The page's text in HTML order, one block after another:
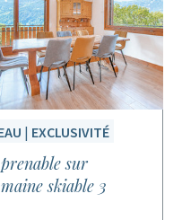
| EXCLUSIVITÉ
sur
skiable 3